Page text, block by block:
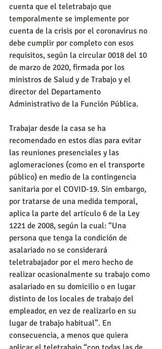
cuenta que el teletrabajo que
temporalmente se implemente por
cuenta de la crisis por el coronavirus no
debe cumplir por completo con esos
requisitos, según la circular 0018 del 10
de marzo de 2020, firmada por los
ministros de Salud y de Trabajo y el
director del Departamento
Administrativo de la Función Pública.
Trabajar desde la casa se ha
recomendado en estos días para evitar
las reuniones presenciales y las
aglomeraciones (como en el transporte
público) en medio de la contingencia
sanitaria por el COVID-19. Sin embargo,
por tratarse de una medida temporal,
aplica la parte del artículo 6 de la Ley
1221 de 2008, según la cual: “Una
persona que tenga la condición de
asalariado no se considerará
teletrabajador por el mero hecho de
realizar ocasionalmente su trabajo como
asalariado en su domicilio o en lugar
distinto de los locales de trabajo del
empleador, en vez de realizarlo en su
lugar de trabajo habitual”. En
consecuencia, a menos que quiera